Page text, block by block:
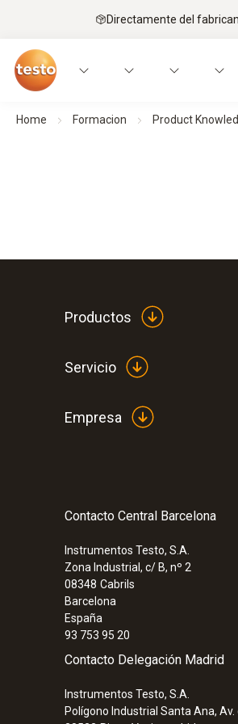
Directamente del
Home Formacion Product
Productos
Servicio
Empresa
Contacto Central Barcelona
Instrumentos Testo, S.A.
Zona Industrial, c/ B, nº 2
08348 Cabrils
Barcelona
España
93 753 95 20
Contacto Delegación Madrid
Instrumentos Testo, S.A.
Polígono Industrial Santa Ana, Av.